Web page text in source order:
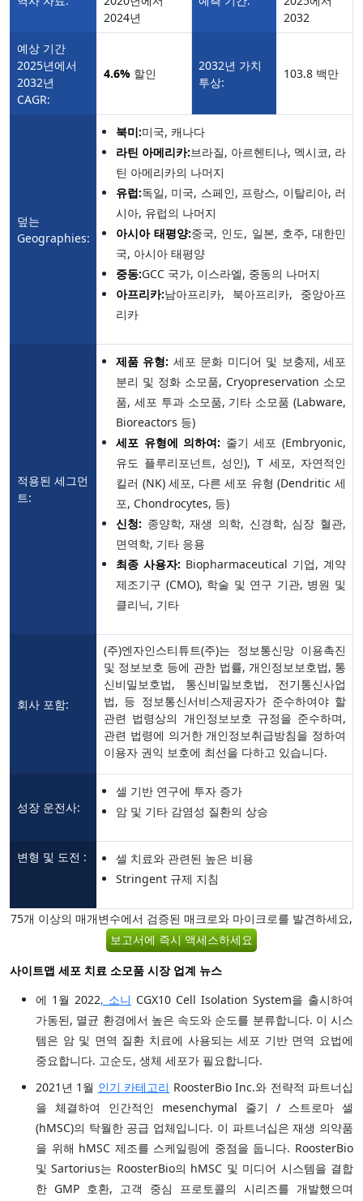
2024년
2032
예상 기간
2025년에서
2032년
CAGR:
4.6% 할인
2032년 가치
투상:
103.8 백만
덮는
Geographies:
북미:미국, 캐나다
라틴 아메리카:브라질, 아르헨티나, 멕시코, 라
틴 아메리카의 나머지
유럽:독일, 미국, 스페인, 프랑스, 이탈리아, 러
시아, 유럽의 나머지
아시아 태평양:중국, 인도, 일본, 호주, 대한민
국, 아시아 태평양
중동:GCC 국가, 이스라엘, 중동의 나머지
아프리카:남아프리카, 북아프리카, 중앙아프
리카
적용된 세그먼
트:
제품 유형: 세포 문화 미디어 및 보충제, 세포
분리 및 정화 소모품, Cryopreservation 소모
품, 세포 투과 소모품, 기타 소모품 (Labware,
Bioreactors 등)
세포 유형에 의하여: 줄기 세포 (Embryonic,
유도 플루리포넌트, 성인), T 세포, 자연적인
킬러 (NK) 세포, 다른 세포 유형 (Dendritic 세
포, Chondrocytes, 등)
신청: 종양학, 재생 의학, 신경학, 심장 혈관,
면역학, 기타 응용
최종 사용자: Biopharmaceutical 기업, 계약
제조기구 (CMO), 학술 및 연구 기관, 병원 및
클리닉, 기타
회사 포함:
(주)엔자인스티튜트(주)는 정보통신망 이용촉진
및 정보보호 등에 관한 법률, 개인정보보호법, 통
신비밀보호법, 통신비밀보호법, 전기통신사업
법, 등 정보통신서비스제공자가 준수하여야 할
관련 법령상의 개인정보보호 규정을 준수하며,
관련 법령에 의거한 개인정보취급방침을 정하여
이용자 권익 보호에 최선을 다하고 있습니다.
성장 운전사:
셀 기반 연구에 투자 증가
암 및 기타 감염성 질환의 상승
변형 및 도전 :
셀 치료와 관련된 높은 비용
Stringent 규제 지침
75개 이상의 매개변수에서 검증된 매크로와 마이크로를 발견하세요,
보고서에 즉시 액세스하세요
사이트맵 세포 치료 소모품 시장 업계 뉴스
에 1월 2022, 소니 CGX10 Cell Isolation System을 출시하여
가동된, 멸균 환경에서 높은 속도와 순도를 분류합니다. 이 시스
템은 암 및 면역 질환 치료에 사용되는 세포 기반 면역 요법에
중요합니다. 고순도, 생체 세포가 필요합니다.
2021년 1월 인기 카테고리 RoosterBio Inc.와 전략적 파트너십
을 체결하여 인간적인 mesenchymal 줄기 / 스트로마 셀
(hMSC)의 탁월한 공급 업체입니다. 이 파트너십은 재생 의약품
을 위해 hMSC 제조를 스케일링에 중점을 둡니다. RoosterBio
및 Sartorius는 RoosterBio의 hMSC 및 미디어 시스템을 결합
한 GMP 호환, 고객 중심 프로토콜의 시리즈를 개발했으며